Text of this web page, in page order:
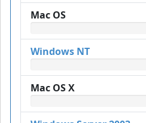
Mac OS
Windows NT
Mac OS X